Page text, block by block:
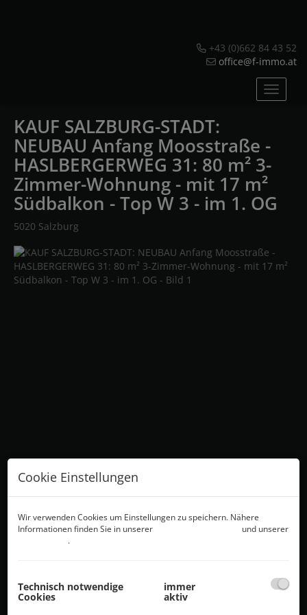
+43 (0)662 84 43 52
office@f-immo.at
KAUF SALZBURG-STADT:
NEUBAU Anfang Moosstraße -
HASLBERGERWEG 31: 80 m² 3-
Zimmer-Wohnung - mit 17 m²
Südbalkon - Top W 3 - im 1. OG
5020 Salzburg
Cookie Einstellungen
Wir verwenden Cookies um Einstellungen zu speichern. Nähere
Informationen finden Sie in unserer
und unserer
.
Technisch notwendige
Cookies
immer
aktiv